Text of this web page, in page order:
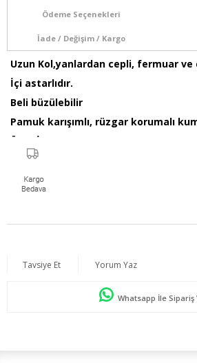
Ödeme Seçenekleri
İade / Değişim / Kargo
Uzun Kol,yanlardan cepli, fermuar ve
İçi astarlıdır.
Beli büzülebilir
Pamuk karışımlı, rüzgar korumalı
Ürün İçeriği: %65 pamuk %35 Polyester
Kumaş Türü: Dokuma
Model Bilgileri: Boy:1,78 - Göğüs:103 -
Tavsiye Et Yorum Yaz
Whatsapp İle Sipariş